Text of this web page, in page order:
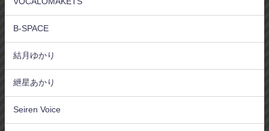
B-SPACE
結月ゆかり
紲星あかり
Seiren Voice